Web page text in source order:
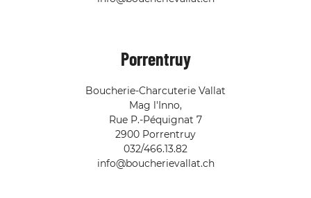
Porrentruy
Boucherie-Charcuterie Vallat
Mag l'Inno,
Rue P.-Péquignat 7
2900 Porrentruy
032/466.13.82
info@boucherievallat.ch